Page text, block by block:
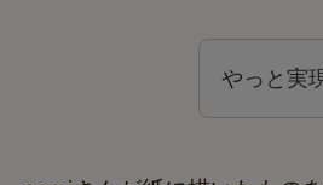
やっと実